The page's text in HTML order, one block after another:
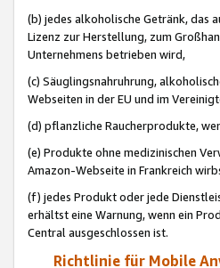
(b) jedes alkoholische Getränk, das
Lizenz zur Herstellung, zum
Unternehmens betrieben wird,
(c) Säuglingsnahruhrung,
Webseiten in der EU und im
(d) pflanzliche Raucherprodukte,
(e) Produkte ohne medizinischen
Amazon-Webseite in Frankreich
(f) jedes Produkt oder jede
erhältst eine Warnung, wenn ein
Central ausgeschlossen ist.
Richtlinie für Mobile